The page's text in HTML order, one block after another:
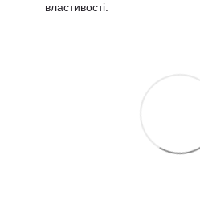
властивості.